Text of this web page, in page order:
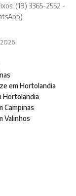
(19) 3365-2552 -
em Hortolandia
Hortolandia
Campinas
Valinhos